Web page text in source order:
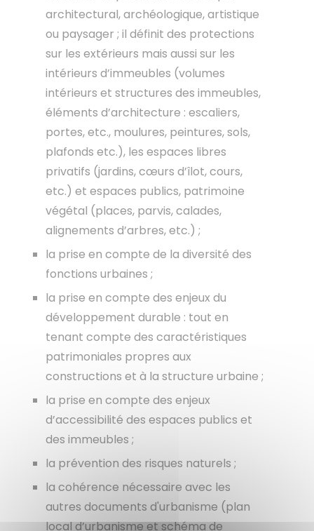
architectural, archéologique, artistique
ou paysager ; il définit des protections
sur les extérieurs mais aussi sur les
intérieurs d’immeubles (volumes
intérieurs et structures des immeubles,
éléments d’architecture : escaliers,
portes, etc., moulures, peintures, sols,
plafonds etc.), les espaces libres
privatifs (jardins, cœurs d’îlot, cours,
etc.) et espaces publics, patrimoine
végétal (places, parvis, calades,
alignements d’arbres, etc.) ;
la prise en compte de la diversité des
fonctions urbaines ;
la prise en compte des enjeux du
développement durable : tout en
tenant compte des caractéristiques
patrimoniales propres aux
constructions et à la structure urbaine ;
la prise en compte des enjeux
d’accessibilité des espaces publics et
des immeubles ;
la prévention des risques naturels ;
la cohérence nécessaire avec les
autres documents d'urbanisme (plan
local d’urbanisme et schéma de